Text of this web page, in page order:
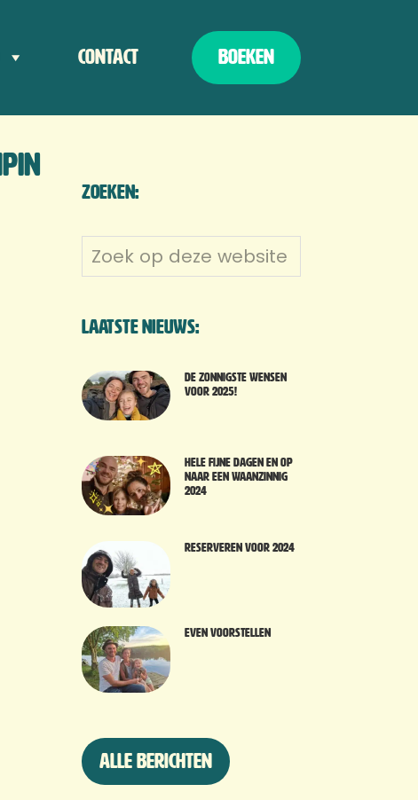
Contact Boeken
Zoeken:
Zoek
op
website
Laatste nieuws:
De zonnigste wensen
voor 2025!
Hele fijne dagen en op
naar een waanzinnig
2024
Reserveren voor 2024
Even voorstellen
Alle berichten